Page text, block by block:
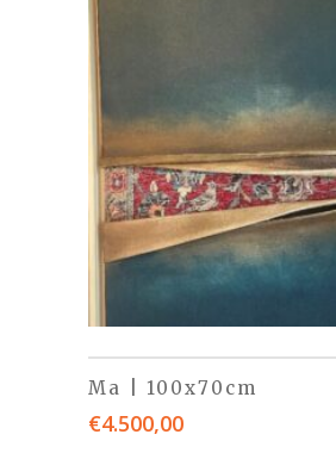
Ma | 100x70cm
€4.500,00